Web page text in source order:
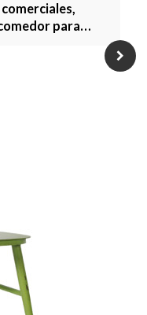
para